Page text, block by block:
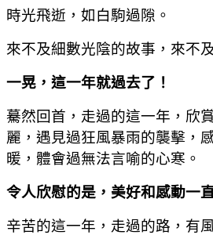
時光飛逝，如白駒過隙。
來不及細數光陰的故事，來不
一晃，這一年就過去了！
驀然回首，走過的這一年，欣
麗，遇見過狂風暴雨的襲擊，
暖，體會過無法言喻的心寒。
令人欣慰的是，美好和感動一
辛苦的這一年，走過的路，有